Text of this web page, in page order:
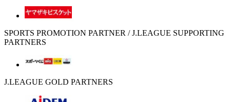
SPORTS PROMOTION PARTNER / J.LEAGUE SUPPORTING
PARTNERS
J.LEAGUE GOLD PARTNERS